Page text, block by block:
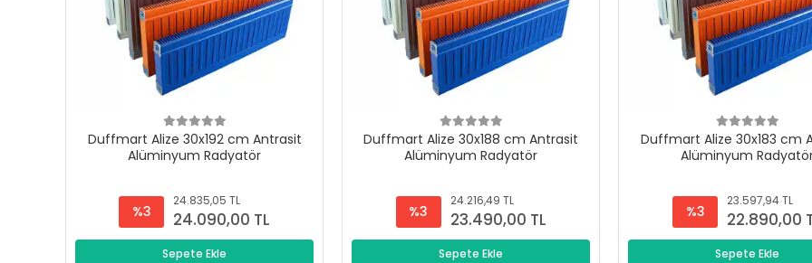
Duffmart Alize 30x192 cm Antrasit
Alüminyum Radyatör
%3
24.835,05 TL
24.090,00 TL
Sepete Ekle
Duffmart Alize 30x188 cm Antrasit
Alüminyum Radyatör
%3
24.216,49 TL
23.490,00 TL
Sepete Ekle
Duffmart Alize 30x183 cm
Alüminyum
%3
23.597,94 TL
22.890,00
Sepete Ekle